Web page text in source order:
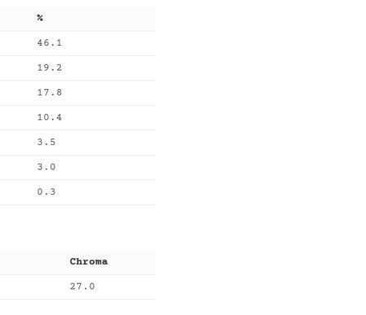
%
46.1
19.2
17.8
10.4
3.5
3.0
0.3
Chroma
27.0